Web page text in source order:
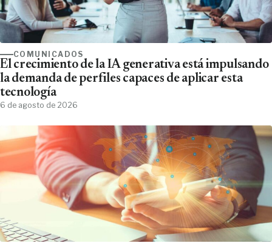
COMUNICADOS
El crecimiento de la IA generativa está impulsando
la demanda de perfiles capaces de aplicar esta
tecnología
6 de agosto de 2026